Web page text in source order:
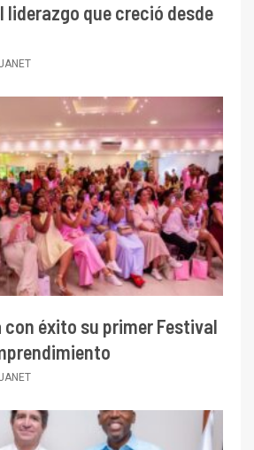
liderazgo que creció desde
con éxito su primer Festival